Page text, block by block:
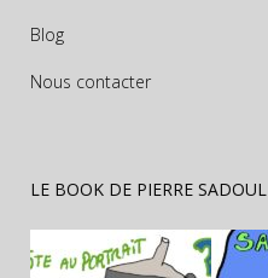
Blog
Nous contacter
LE BOOK DE PIERRE SADOUL